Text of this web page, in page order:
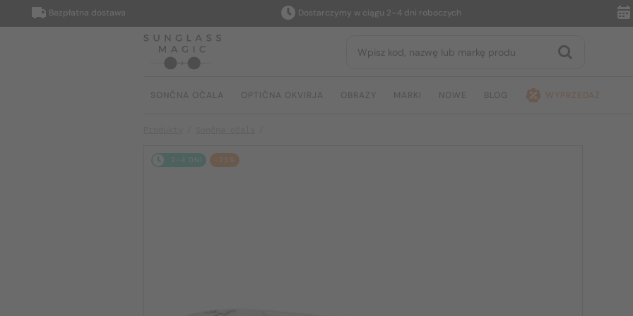
Bezpłatna dostawa Dostarczymy w ciągu 2–4 dni roboczych 14
SONČNA OČALA OPTIČNA OKVIRJA OBRAZY MARKI NOWE BLOG WYPRZEDAŻ
2-4 DNI -25%